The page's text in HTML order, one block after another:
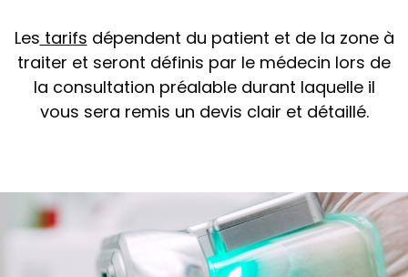
Les tarifs dépendent du patient et de la zone à
traiter et seront définis par le médecin lors de
la consultation préalable durant laquelle il
vous sera remis un devis clair et détaillé.